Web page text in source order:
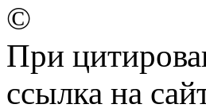
©
При
ссылка на